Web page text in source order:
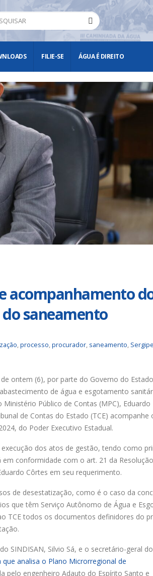
FILIE-SE ÁGUA É DIREITO
acompanhamento
do saneamento
,processo,procurador, saneamento, Sergipe
ontem (6), por parte do Governo do
de água e esgotamento
Público de Contas (MPC), Eduardo
de Contas do Estado (TCE) acompanhe
do Poder Executivo Estadual.
dos atos de gestão, tendo como
conformidade com o art. 21 da
Côrtes em seu requerimento.
de desestatização, como é o caso da
que têm Serviço Autônomo de Água e
TCE todos os documentos definidores do
SINDISAN, Silvio Sá, e o secretário-geral do
que analisa o Plano Microrregional de
pelo engenheiro Adauto do Espírito Santo e
para a
pleito
de
Trabalhadores da
até o dia 17/8 para
Chapa 1 – “Unidade,
Resistência e Luta
eleição do Sindisan
25 de julho de 2026
Eleição para Diretoria
21 de julho de 2026